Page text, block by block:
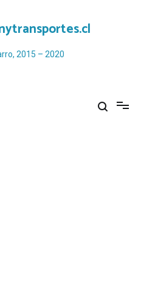
2015 – 2020